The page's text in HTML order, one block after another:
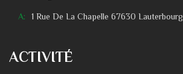
A: 1 Rue De La Chapelle 67630 Lauterbourg
ACTIVITÉ